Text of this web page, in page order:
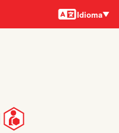
Idiomas
Idioma